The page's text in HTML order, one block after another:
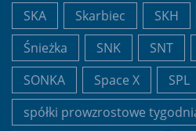
SKA
Skarbiec SKH
Śnieżka
SNK SNT
SONKA
Space X SPL
spółki prowzrostowe